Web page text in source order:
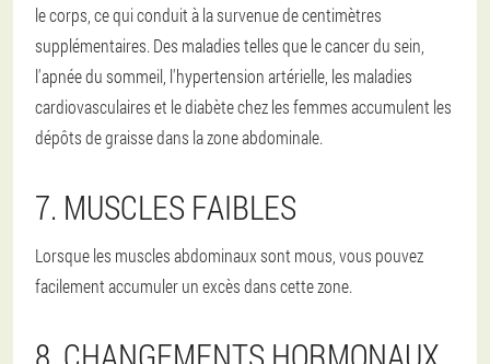
le corps, ce qui conduit à la survenue de centimètres
supplémentaires. Des maladies telles que le cancer du sein,
l'apnée du sommeil, l'hypertension artérielle, les maladies
cardiovasculaires et le diabète chez les femmes accumulent les
dépôts de graisse dans la zone abdominale.
7. MUSCLES FAIBLES
Lorsque les muscles abdominaux sont mous, vous pouvez
facilement accumuler un excès dans cette zone.
8. CHANGEMENTS HORMONAUX